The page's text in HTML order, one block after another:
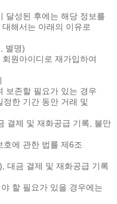
달성된 후에는 해당 정보를
해서는 아래의 이유로
별명)
원아이디로 재가입하여
보존할 필요가 있는 경우
한 기간 동안 거래 및
결제 및 재화공급 기록, 불만
호에 관한 법률 제6조
대금 결제 및 재화공급 기록
할 필요가 있을 경우에는